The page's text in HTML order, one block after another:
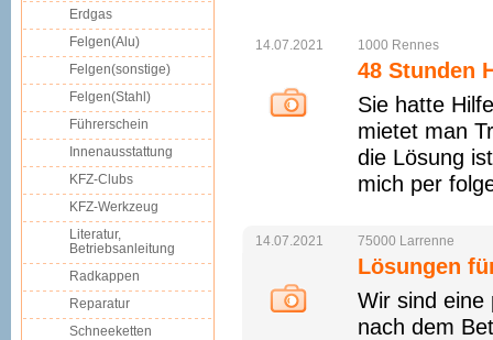
14.07.2021 1000 Rennes
48 Stunden
Sie hatte
mietet man
die Lösung
mich per
14.07.2021 75000 Larrenne
Lösungen
Wir sind eine
nach dem
Erdgas
Felgen(Alu)
Felgen(sonstige)
Felgen(Stahl)
Führerschein
Innenausstattung
KFZ-Clubs
KFZ-Werkzeug
Literatur,
Betriebsanleitung
Radkappen
Reparatur
Schneeketten